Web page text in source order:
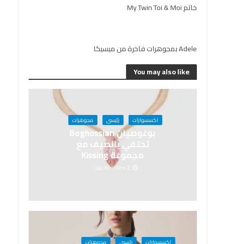
خاتم My Twin Toi & Moi
Adele بمجوهرات فاخرة من ميسيكا
You may also like
اكسسوارات رئيسى مجوهرات
بوغوصيان Boghossian
تحتفي بالصيف مع
مجموعة Kissing
2 months منذ